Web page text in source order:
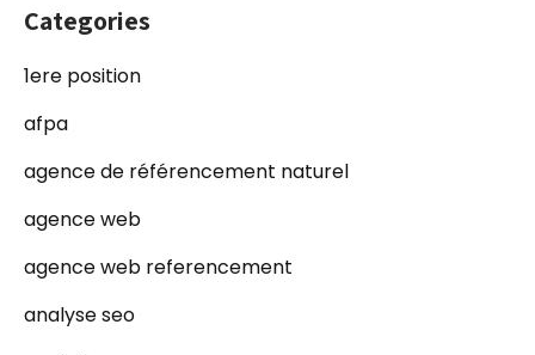
Categories
1ere position
afpa
agence de référencement naturel
agence web
agence web referencement
analyse seo